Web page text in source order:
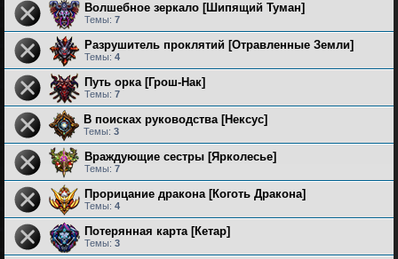
Волшебное зеркало [Шипящий Туман]
Темы: 7
Разрушитель проклятий [Отравленные Земли]
Темы: 4
Путь орка [Грош-Нак]
Темы: 7
В поисках руководства [Нексус]
Темы: 3
Враждующие сестры [Ярколесье]
Темы: 7
Прорицание дракона [Коготь Дракона]
Темы: 4
Потерянная карта [Кетар]
Темы: 3